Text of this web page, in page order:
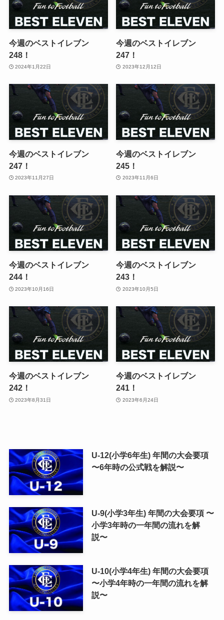
今週のベストイレブン
248！
2024年1月22日
今週のベストイレブン
247！
2023年12月12日
今週のベストイレブン
247！
2023年11月27日
今週のベストイレブン
245！
2023年11月6日
今週のベストイレブン
244！
2023年10月16日
今週のベストイレブン
243！
2023年10月5日
今週のベストイレブン
242！
2023年8月31日
今週のベストイレブン
241！
2023年6月24日
U-12(小学6年生) 年間の大会要項
〜6年時の公式戦を解説〜
U-9(小学3年生) 年間の大会要項 〜
小学3年時の一年間の流れを解
説〜
U-10(小学4年生) 年間の大会要項
〜小学4年時の一年間の流れを解
説〜